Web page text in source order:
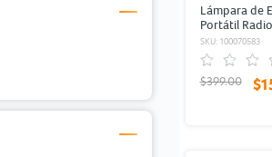
Lámpara de
Portátil
Recargable /
SKU: 100070583
$399.00